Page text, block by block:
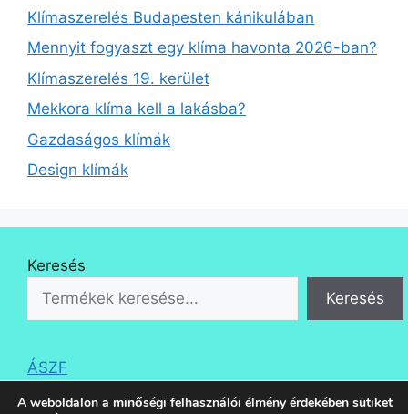
Klímaszerelés Budapesten kánikulában
Mennyit fogyaszt egy klíma havonta 2026-ban?
Klímaszerelés 19. kerület
Mekkora klíma kell a lakásba?
Gazdaságos klímák
Design klímák
Keresés
Keresés
ÁSZF
A weboldalon a minőségi felhasználói élmény érdekében sütiket